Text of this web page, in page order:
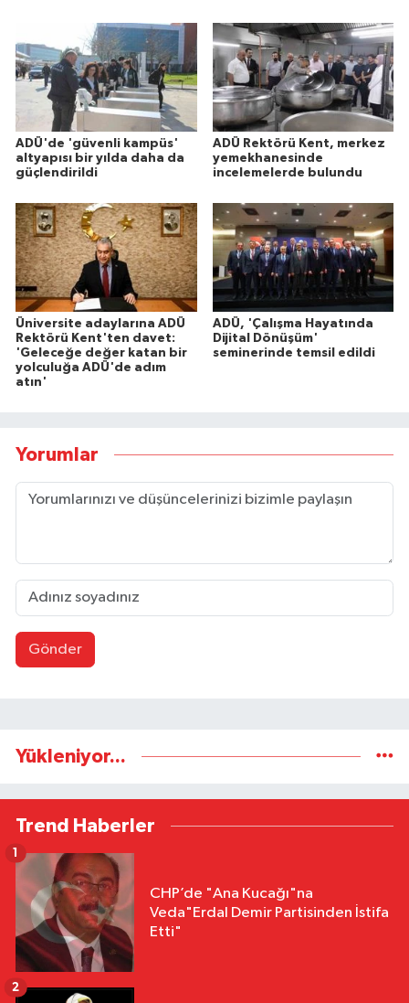
ADÜ'de 'güvenli kampüs'
altyapısı bir yılda daha da
güçlendirildi
ADÜ Rektörü Kent, merkez
yemekhanesinde
incelemelerde bulundu
Üniversite adaylarına ADÜ
Rektörü Kent'ten davet:
'Geleceğe değer katan bir
yolculuğa ADÜ'de adım
atın'
ADÜ, 'Çalışma Hayatında
Dijital Dönüşüm'
seminerinde temsil edildi
Yorumlar
Gönder
Yükleniyor...
Trend Haberler
CHP’de "Ana Kucağı"na
Veda"Erdal Demir Partisinden İstifa
Etti"
1
2